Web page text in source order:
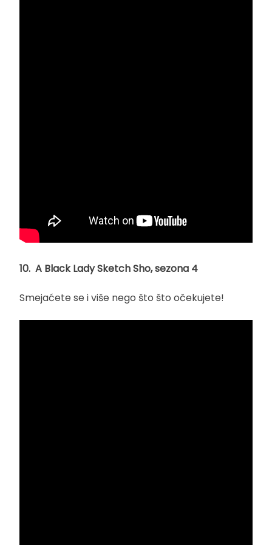
10. A Black Lady Sketch Sho, sezona 4
Smejaćete se i više nego što što očekujete!